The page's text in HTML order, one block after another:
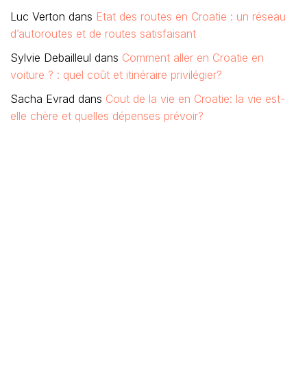
Luc Verton dans Etat des routes en Croatie : un réseau
d’autoroutes et de routes satisfaisant
Sylvie Debailleul dans Comment aller en Croatie en
voiture ? : quel coût et itinéraire privilégier?
Sacha Evrad dans Cout de la vie en Croatie: la vie est-
elle chère et quelles dépenses prévoir?